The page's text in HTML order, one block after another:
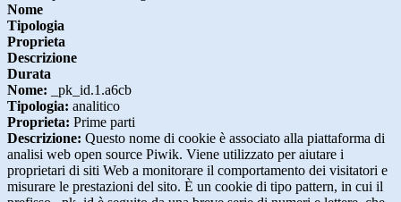
Nome
Tipologia
Proprieta
Descrizione
Durata
Nome: _pk_id.1.a6cb
Tipologia: analitico
Proprieta: Prime parti
Descrizione: Questo nome di cookie è associato alla piattaforma di
analisi web open source Piwik. Viene utilizzato per aiutare i
proprietari di siti Web a monitorare il comportamento dei visitatori e
misurare le prestazioni del sito. È un cookie di tipo pattern, in cui il